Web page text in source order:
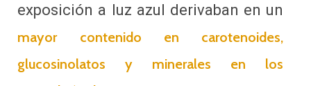
exposición a luz azul derivaban en un
mayor contenido en carotenoides,
glucosinolatos y minerales en los